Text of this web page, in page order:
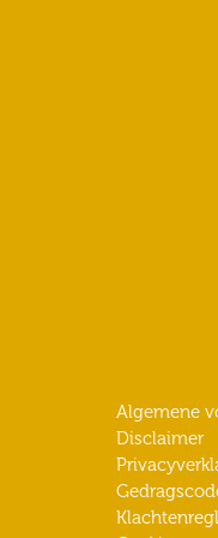
Algemene
Disclaimer